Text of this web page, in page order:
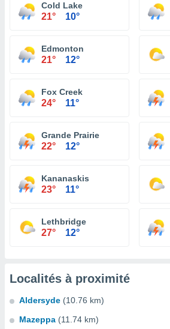
Cold Lake
21° 10°
Edmonton
21° 12°
Fox Creek
24° 11°
Grande Prairie
22° 12°
Kananaskis
23° 11°
Lethbridge
27° 12°
Localités à proximité
Aldersyde (10.76 km)
Mazeppa (11.74 km)